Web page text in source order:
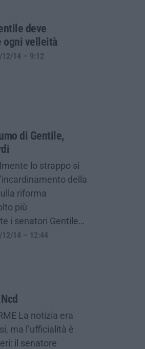
deve
ogni velleità
14 – 9:12
di Gentile,
lo strappo si
della
riforma
più
i senatori Gentile…
14 – 12:44
La notizia era
ma l’ufficialità è
il senatore